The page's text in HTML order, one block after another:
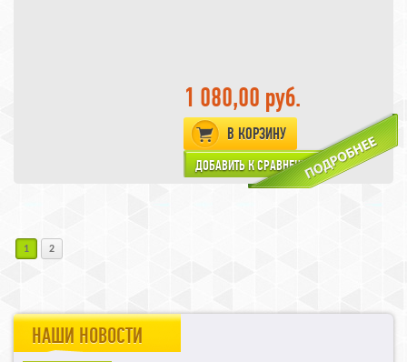
1 080,00 руб.
В КОРЗИНУ
1 2
НАШИ НОВОСТИ